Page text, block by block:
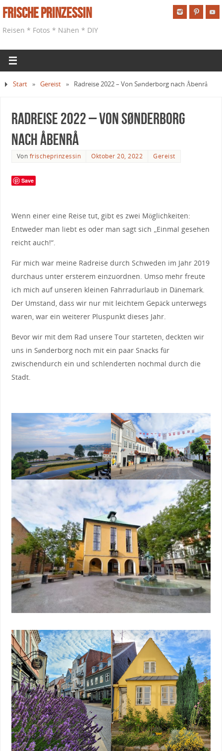
Frische Prinzessin
Reisen * Fotos * Nähen * DIY
Start » Gereist » Radreise 2022 – Von Sønderborg nach Åbenrå
Radreise 2022 – Von Sønderborg
nach Åbenrå
Von frischeprinzessin Oktober 20, 2022 Gereist
Save
Wenn einer eine Reise tut, gibt es zwei Möglichkeiten:
Entweder man liebt es oder man sagt sich „Einmal gesehen
reicht auch!“.
Für mich war meine Radreise durch Schweden im Jahr 2019
durchaus unter ersterem einzuordnen. Umso mehr freute
ich mich auf unseren kleinen Fahrradurlaub in Dänemark.
Der Umstand, dass wir nur mit leichtem Gepäck unterwegs
waren, war ein weiterer Pluspunkt dieses Jahr.
Bevor wir mit dem Rad unsere Tour starteten, deckten wir
uns in Sønderborg noch mit ein paar Snacks für
zwischendurch ein und schlenderten nochmal durch die
Stadt.